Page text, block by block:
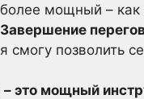
более мощный – как
Завершение
я смогу позволить
это мощный